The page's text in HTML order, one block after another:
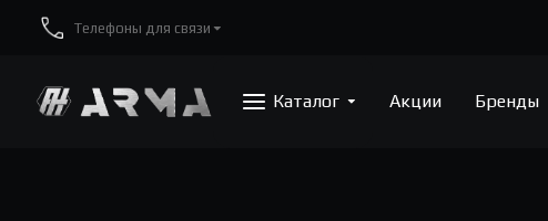
Телефоны для связи
Каталог Акции Бренды